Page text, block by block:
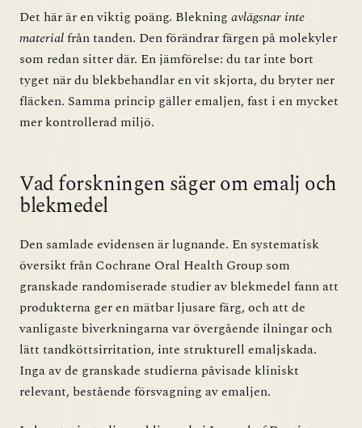
Det här är en viktig poäng. Blekning avlägsnar inte
materialfrån tanden. Den förändrar färgen på molekyler
som redan sitter där. En jämförelse: du tar inte bort
tyget när du blekbehandlar en vit skjorta, du bryter ner
fläcken. Samma princip gäller emaljen, fast i en mycket
mer kontrollerad miljö.
Vad forskningen säger om emalj och
blekmedel
Den samlade evidensen är lugnande. En systematisk
översikt från Cochrane Oral Health Group som
granskade randomiserade studier av blekmedel fann att
produkterna ger en mätbar ljusare färg, och att de
vanligaste biverkningarna var övergående ilningar och
lätt tandköttsirritation, inte strukturell emaljskada.
Inga av de granskade studierna påvisade kliniskt
relevant, bestående försvagning av emaljen.